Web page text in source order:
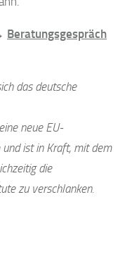
Beratungsgespräch
das deutsche
neue EU-
ist in Kraft, mit dem
die
zu verschlanken.